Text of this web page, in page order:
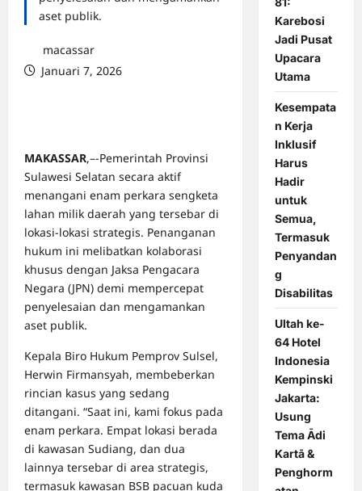
aset publik.
macassar
Januari 7, 2026
MAKASSAR,–-Pemerintah Provinsi
Sulawesi Selatan secara aktif
menangani enam perkara sengketa
lahan milik daerah yang tersebar di
lokasi-lokasi strategis. Penanganan
hukum ini melibatkan kolaborasi
khusus dengan Jaksa Pengacara
Negara (JPN) demi mempercepat
penyelesaian dan mengamankan
aset publik.
Kepala Biro Hukum Pemprov Sulsel,
Herwin Firmansyah, membeberkan
rincian kasus yang sedang
ditangani. “Saat ini, kami fokus pada
enam perkara. Empat lokasi berada
di kawasan Sudiang, dan dua
lainnya tersebar di area strategis,
termasuk kawasan BSB pacuan kuda
Karebosi
Jadi Pusat
Upacara
Utama
Kesempata
n Kerja
Inklusif
Harus
Hadir
untuk
Semua,
Termasuk
Penyandan
g
Disabilitas
Ultah ke-
64 Hotel
Indonesia
Kempinski
Jakarta:
Usung
Tema Ādi
Kartā &
Penghorm